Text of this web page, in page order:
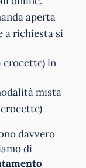
aperta
richiesta si
in
mista
davvero
di